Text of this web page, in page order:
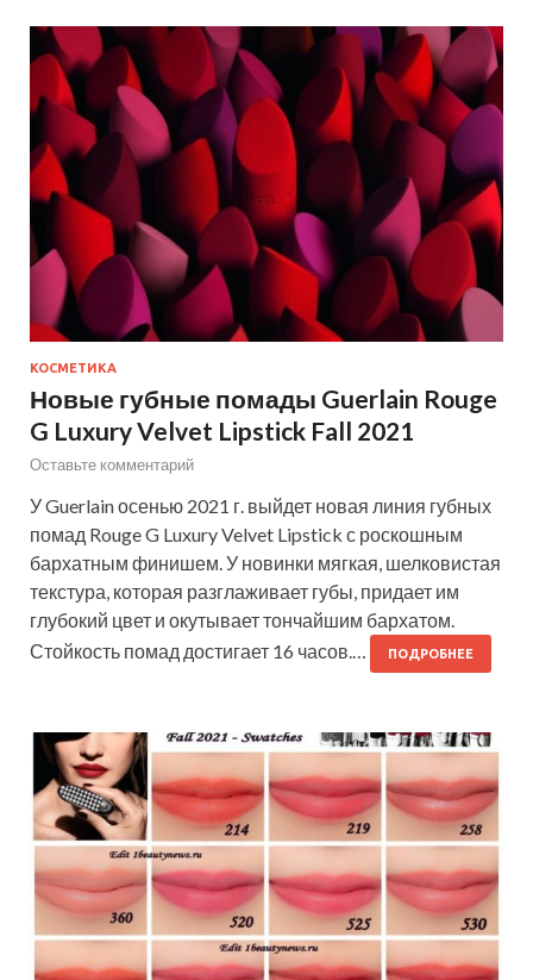
КОСМЕТИКА
Новые губные помады Guerlain Rouge
G Luxury Velvet Lipstick Fall 2021
Оставьте комментарий
У Guerlain осенью 2021 г. выйдет новая линия губных
помад Rouge G Luxury Velvet Lipstick с роскошным
бархатным финишем. У новинки мягкая, шелковистая
текстура, которая разглаживает губы, придает им
глубокий цвет и окутывает тончайшим бархатом.
Стойкость помад достигает 16 часов.…
ПОДРОБНЕЕ